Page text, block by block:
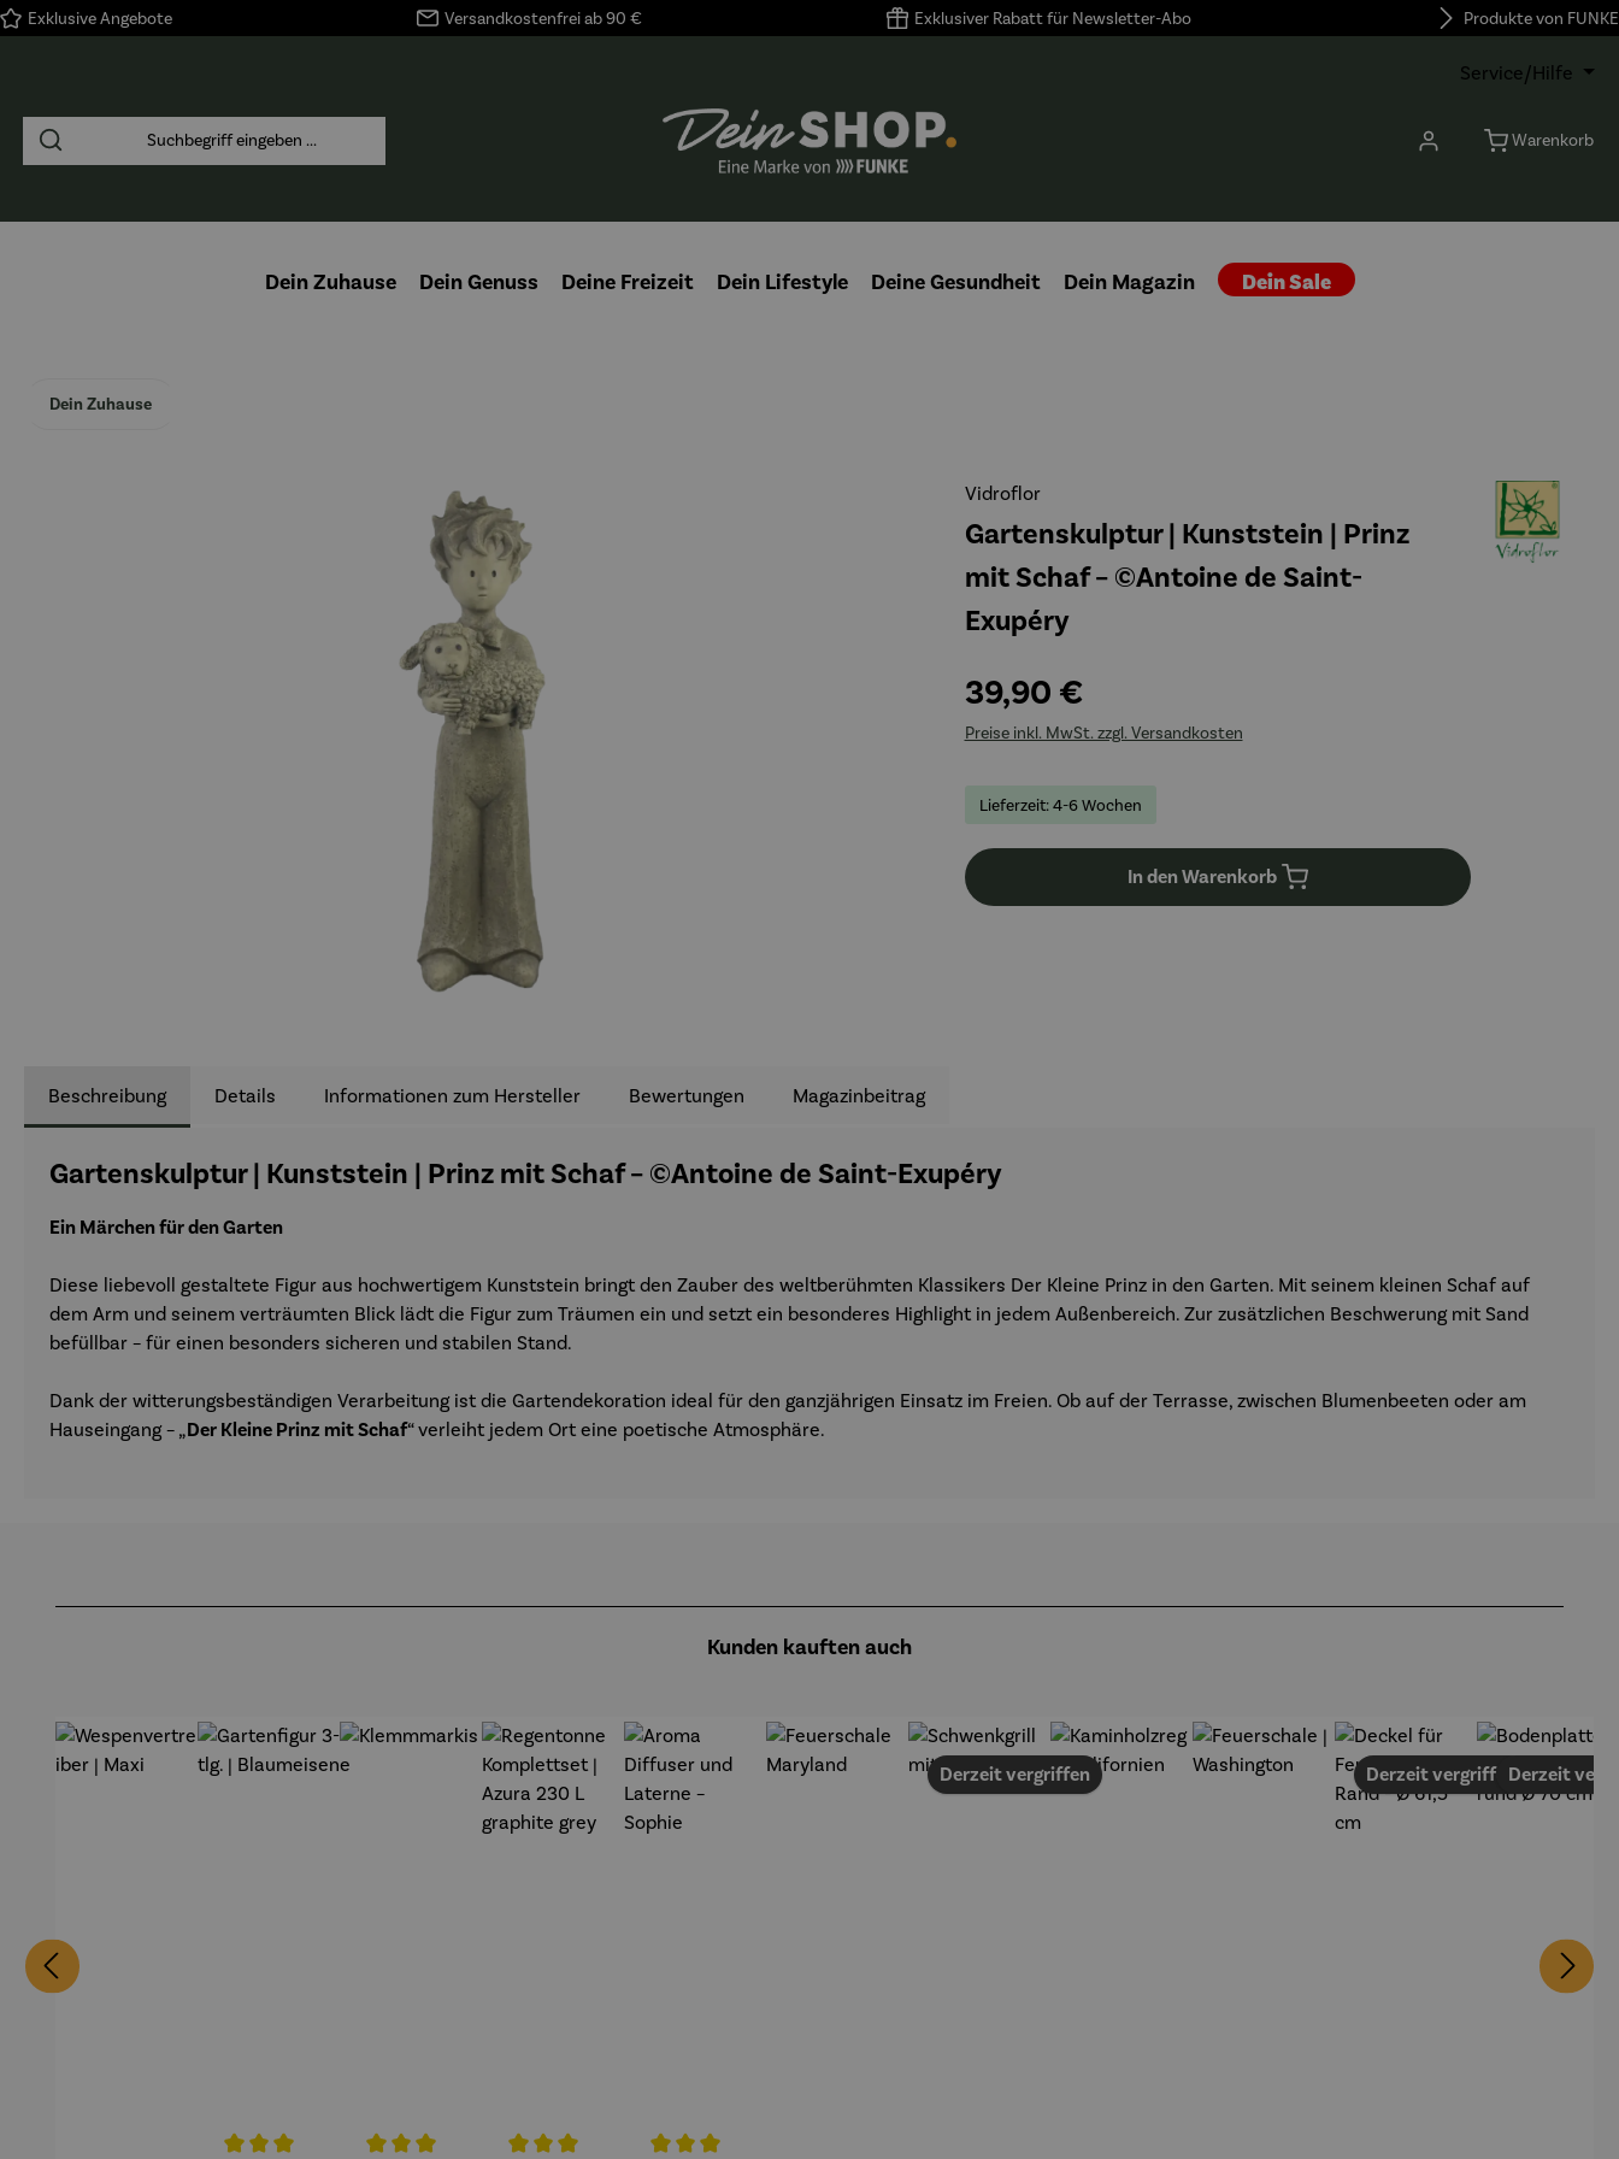
Zur Hauptnavigation springen
Exklusive Angebote Versandkostenfrei ab 90 € Exklusiver Rabatt für Newsletter-Abo Produkte von FUNKE
Service/Hilfe
Warenkorb
Dein Zuhause Dein Genuss Deine Freizeit Dein Lifestyle Deine Gesundheit Dein Magazin Dein Sale
Dein Zuhause
Vidroflor
Gartenskulptur | Kunststein | Prinz
mit Schaf – ©Antoine de Saint-
Exupéry
39,90 €
Preise inkl. MwSt. zzgl. Versandkosten
Lieferzeit: 4-6 Wochen
In den Warenkorb
Beschreibung Details Informationen zum Hersteller Bewertungen Magazinbeitrag
Gartenskulptur | Kunststein | Prinz mit Schaf – ©Antoine de Saint-Exupéry
Ein Märchen für den Garten
Diese liebevoll gestaltete Figur aus hochwertigem Kunststein bringt den Zauber des weltberühmten Klassikers Der Kleine Prinz in den Garten. Mit seinem kleinen Schaf auf
dem Arm und seinem verträumten Blick lädt die Figur zum Träumen ein und setzt ein besonderes Highlight in jedem Außenbereich. Zur zusätzlichen Beschwerung mit Sand
befüllbar – für einen besonders sicheren und stabilen Stand.
Dank der witterungsbeständigen Verarbeitung ist die Gartendekoration ideal für den ganzjährigen Einsatz im Freien. Ob auf der Terrasse, zwischen Blumenbeeten oder am
Hauseingang – „Der Kleine Prinz mit Schaf“ verleiht jedem Ort eine poetische Atmosphäre.
Kunden kauften auch
Derzeit vergriffen Derzeit vergriffenDerzeit